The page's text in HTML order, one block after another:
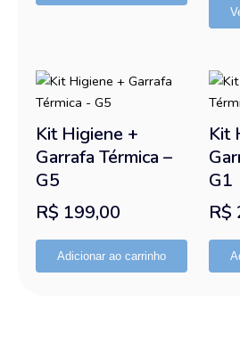
Kit Higiene +
Garrafa Térmica –
G5
R$ 199,00
Adicionar ao carrinho
Kit
G1
R$